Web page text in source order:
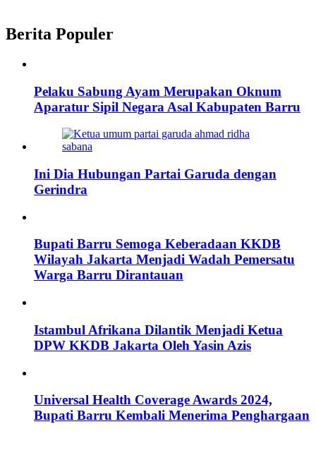
Berita Populer
Pelaku Sabung Ayam Merupakan Oknum
Aparatur Sipil Negara Asal Kabupaten Barru
Ini Dia Hubungan Partai Garuda dengan
Gerindra
Bupati Barru Semoga Keberadaan KKDB
Wilayah Jakarta Menjadi Wadah Pemersatu
Warga Barru Dirantauan
Istambul Afrikana Dilantik Menjadi Ketua
DPW KKDB Jakarta Oleh Yasin Azis
Universal Health Coverage Awards 2024,
Bupati Barru Kembali Menerima Penghargaan